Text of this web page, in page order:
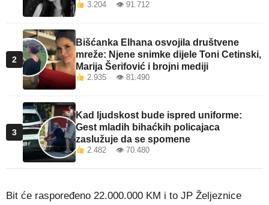
3.204 👁 91.712
2
Bišćanka Elhana osvojila društvene
mreže: Njene snimke dijele Toni Cetinski,
Marija Šerifović i brojni mediji
2.935 👁 81.490
3
Kad ljudskost bude ispred uniforme:
Gest mladih bihaćkih policajaca
zaslužuje da se spomene
2.482 👁 70.480
Bit će raspoređeno 22.000.000 KM i to JP Željeznice